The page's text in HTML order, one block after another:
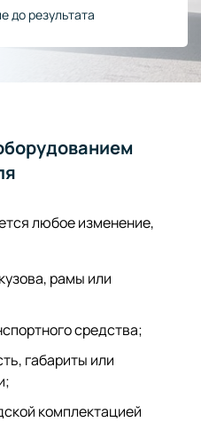
до результата
любое изменение,
рамы или
средства;
габариты или
комплектацией